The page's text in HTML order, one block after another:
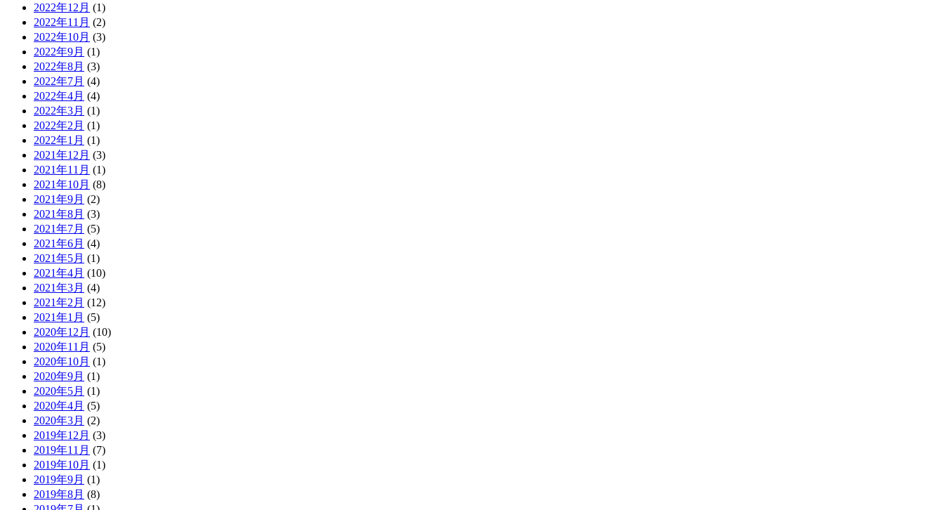
2022年12月 (1)
2022年11月 (2)
2022年10月 (3)
2022年9月 (1)
2022年8月 (3)
2022年7月 (4)
2022年4月 (4)
2022年3月 (1)
2022年2月 (1)
2022年1月 (1)
2021年12月 (3)
2021年11月 (1)
2021年10月 (8)
2021年9月 (2)
2021年8月 (3)
2021年7月 (5)
2021年6月 (4)
2021年5月 (1)
2021年4月 (10)
2021年3月 (4)
2021年2月 (12)
2021年1月 (5)
2020年12月 (10)
2020年11月 (5)
2020年10月 (1)
2020年9月 (1)
2020年5月 (1)
2020年4月 (5)
2020年3月 (2)
2019年12月 (3)
2019年11月 (7)
2019年10月 (1)
2019年9月 (1)
2019年8月 (8)